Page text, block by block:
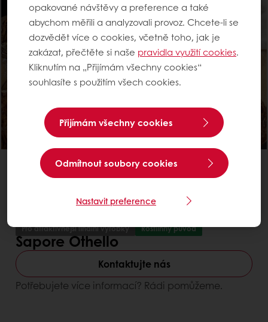
Pro atraktivnější finální výrobky Rostlinný původ
Sapore Othello
Kontaktujte nás
Potřebujete více informací? Rádi pomůžeme.
opakované návštěvy a preference a také
abychom měřili a analyzovali provoz. Chcete-li se
dozvědět více o cookies, včetně toho, jak je
zakázat, přečtěte si naše pravidla využití cookies.
Kliknutím na „Přijímám všechny cookies“
souhlasíte s použitím všech cookies.
Přijímám všechny cookies
Odmítnout soubory cookies
Nastavit preference